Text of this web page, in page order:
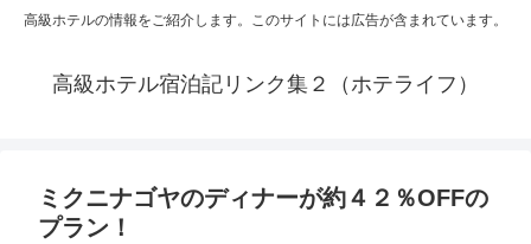
高級ホテルの情報をご紹介します。このサイトには広告が含まれています。
高級ホテル宿泊記リンク集２（ホテライフ）
ミクニナゴヤのディナーが約４２％OFFの
プラン！